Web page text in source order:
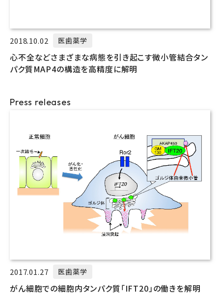
2018.10.02 医歯薬学
心不全などさまざまな病態を引き起こす微小管結合タン
パク質MAP4の構造を高精度に解明
Press releases
2017.01.27 医歯薬学
がん細胞での細胞内タンパク質「IFT20」の働きを解明